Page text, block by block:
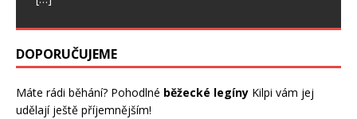
DOPORUČUJEME
Máte rádi běhání? Pohodlné běžecké legíny Kilpi vám jej
udělají ještě příjemnějším!